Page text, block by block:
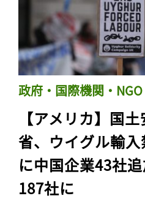
政府・国際機関・NGO
【アメリカ】国
省、ウイグル輸
に中国企業43社
187社に